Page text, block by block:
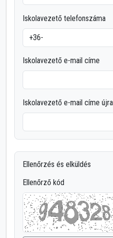
Iskolavezető telefonszáma
Iskolavezető e-mail címe
Iskolavezető e-mail címe újra
Ellenőrzés és elküldés
Ellenőrző kód